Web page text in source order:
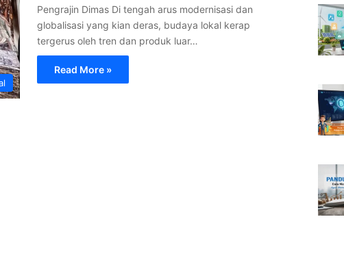
Pengrajin Dimas Di tengah arus modernisasi dan
globalisasi yang kian deras, budaya lokal kerap
tergerus oleh tren dan produk luar…
Read More »